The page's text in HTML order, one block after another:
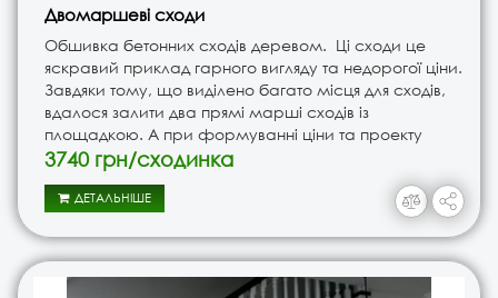
Двомаршеві сходи
Обшивка бетонних сходів деревом. Ці сходи це
яскравий приклад гарного вигляду та недорогої ціни.
Завдяки тому, що виділено багато місця для сходів,
вдалося залити два прямі марші сходів із
площадкою. А при формуванні ціни та проекту
сходів, це напряму впливає на дешевшу ціну,
3740 грн/сходинка
ДЕТАЛЬНІШЕ